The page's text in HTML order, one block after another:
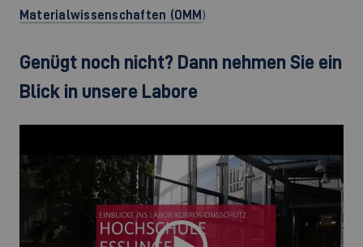
Materialwissenschaften (OMM )
Genügt noch nicht? Dann nehmen Sie ein
Blick in unsere Labore